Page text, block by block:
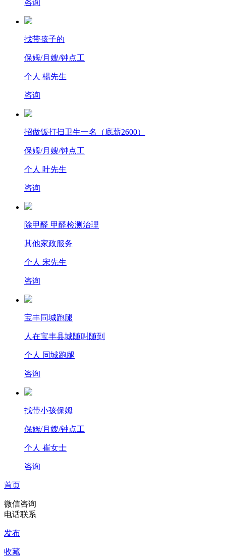
咨询
找带孩子的
保姆/月嫂/钟点工
个人 楊先生
咨询
招做饭打扫卫生一名（底薪2600）
保姆/月嫂/钟点工
个人 叶先生
咨询
除甲醛 甲醛检测治理
其他家政服务
个人 宋先生
咨询
宝丰同城跑腿
人在宝丰县城随叫随到
个人 同城跑腿
咨询
找带小孩保姆
保姆/月嫂/钟点工
个人 崔女士
咨询
首页
微信咨询
电话联系
发布
收藏